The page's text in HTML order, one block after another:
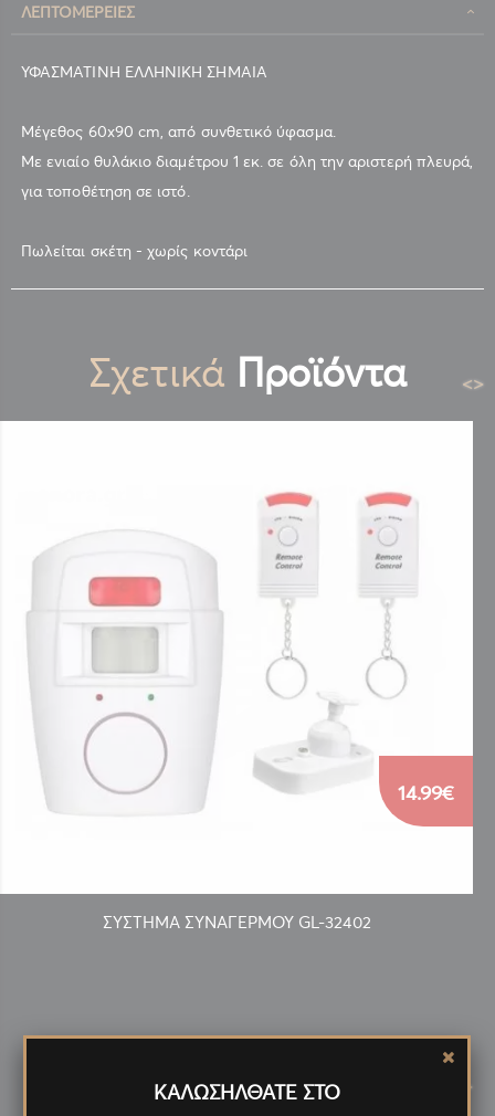
ΛΕΠΤΟΜΈΡΕΙΕΣ
ΥΦΑΣΜΑΤΙΝΗ ΕΛΛΗΝΙΚΗ ΣΗΜΑΙΑ
Μέγεθος 60x90 cm, από συνθετικό ύφασμα.
Με ενιαίο θυλάκιο διαμέτρου 1 εκ. σε όλη την αριστερή πλευρά,
για τοποθέτηση σε ιστό.
Πωλείται σκέτη - χωρίς κοντάρι
Σχετικά Προϊόντα
ΣΥΣΤΗΜΑ ΣΥΝΑΓΕΡΜΟΥ GL-32402
14.99€
<>
ΝέαΠροϊόντα >
ΚΑΛΩΣΗΛΘΑΤΕ ΣΤΟ